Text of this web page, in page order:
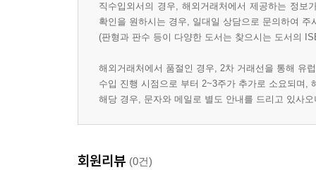
직수입외서의 경우, 해외거래처에서 제공하는 정
확인을 원하시는 경우, 일대일 상담으로 문의하여 주
(판형과 판수 등이 다양한 도서는 찾으시는 도서의
해외거래처에서 품절인 경우, 2차 거래선을 통해 유
수입 진행 시점으로 부터 2~3주가 추가로 소요되며,
해당 경우, 문자와 메일로 별도 안내를 드리고 있사
회원리뷰 (0건)